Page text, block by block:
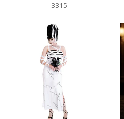
3315